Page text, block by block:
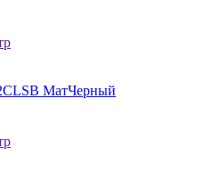
SB МатЧерный